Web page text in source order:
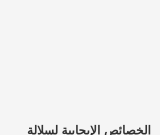
الخصائص الإيجابية لسلالة